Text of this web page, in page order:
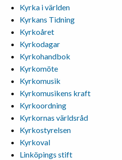
Kyrka i världen
Kyrkans Tidning
Kyrkoåret
Kyrkodagar
Kyrkohandbok
Kyrkomöte
Kyrkomusik
Kyrkomusikens kraft
Kyrkoordning
Kyrkornas världsråd
Kyrkostyrelsen
Kyrkoval
Linköpings stift